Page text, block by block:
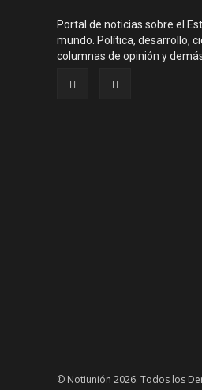
Portal de noticias sobre el
mundo. Política, desarrollo,
columnas de opinión y
© Notiunión 2026. Todos los